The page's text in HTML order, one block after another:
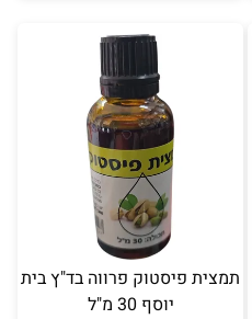
תמצית פיסטוק פרווה בד"ץ בית
יוסף 30 מ"ל